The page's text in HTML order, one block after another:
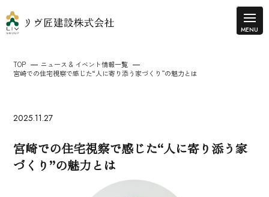
TOP
ニュース & イベント情報一覧
宮崎での住宅視察で感じた“人に寄り添う家づくり”の魅力とは
2025.11.27
宮崎での住宅視察で感じた“人に寄り添う家
づくり”の魅力とは